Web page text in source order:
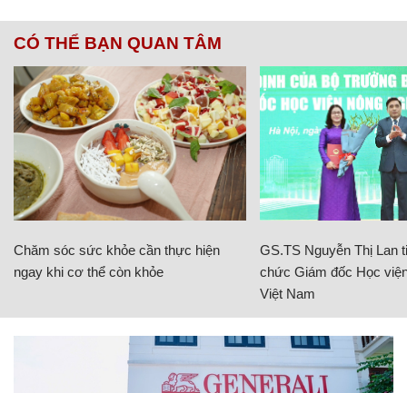
CÓ THỂ BẠN QUAN TÂM
Chăm sóc sức khỏe cần thực hiện
ngay khi cơ thể còn khỏe
GS.TS Nguyễn Thị Lan
chức Giám đốc Học
Việt Nam